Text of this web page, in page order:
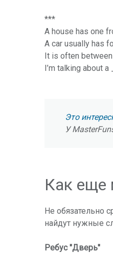
***
A house has one
A car usually has
It is often
I’m talking about a
Это
У
Как еще
Не обязательно
найдут нужные
Ребус "Дверь"